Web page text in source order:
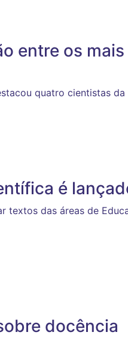
entre os
quatro cientistas da
é
textos das áreas de
docência